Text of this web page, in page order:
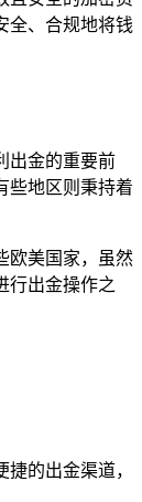
全、合规地将钱
出金的重要前
些地区则秉持着
欧美国家，虽然
行出金操作之
的出金渠道，